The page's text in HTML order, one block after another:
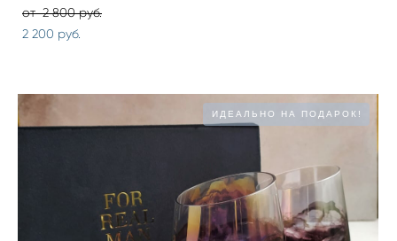
от 2 800 pуб.
2 200 pуб.
ИДЕАЛЬНО НА ПОДАРОК!